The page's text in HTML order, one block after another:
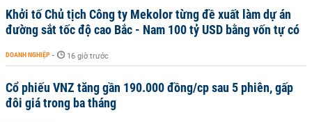
Khởi tố Chủ tịch Công ty Mekolor từng đề xuất làm dự án
đường sắt tốc độ cao Bắc - Nam 100 tỷ USD bằng vốn tự có
DOANH NGHIỆP - 16 giờ trước
Cổ phiếu VNZ tăng gần 190.000 đồng/cp sau 5 phiên, gấp
đôi giá trong ba tháng